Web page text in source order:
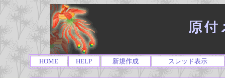
HOME HELP 新規作成 スレッド表示